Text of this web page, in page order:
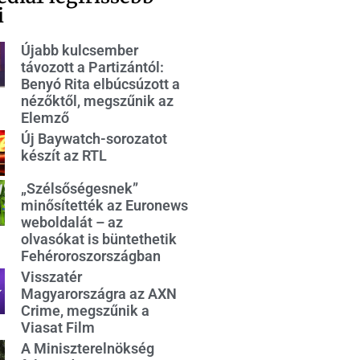
Újabb kulcsember
távozott a Partizántól:
Benyó Rita elbúcsúzott a
nézőktől, megszűnik az
Elemző
Új Baywatch-sorozatot
készít az RTL
„Szélsőségesnek”
minősítették az Euronews
weboldalát – az
olvasókat is büntethetik
Fehéroroszországban
Visszatér
Magyarországra az AXN
Crime, megszűnik a
Viasat Film
A Miniszterelnökség